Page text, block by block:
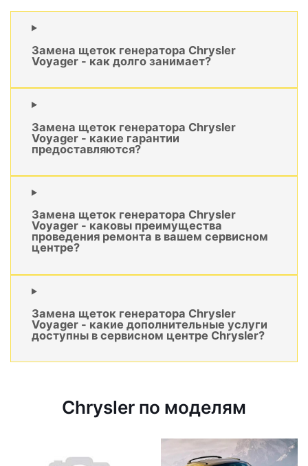
Замена щеток генератора Chrysler
Voyager - как долго занимает?
Замена щеток генератора Chrysler
Voyager - какие гарантии
предоставляются?
Замена щеток генератора Chrysler
Voyager - каковы преимущества
проведения ремонта в вашем сервисном
центре?
Замена щеток генератора Chrysler
Voyager - какие дополнительные услуги
доступны в сервисном центре Chrysler?
Chrysler по моделям